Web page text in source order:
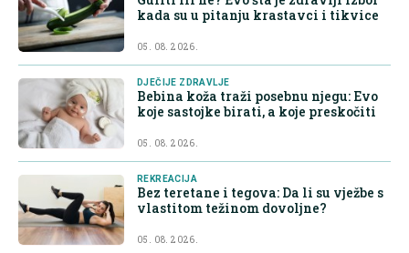
kada su u pitanju krastavci i tikvice
05. 08. 2026.
DJEČIJE ZDRAVLJE
Bebina koža traži posebnu njegu: Evo
koje sastojke birati, a koje preskočiti
05. 08. 2026.
REKREACIJA
Bez teretane i tegova: Da li su vježbe s
vlastitom težinom dovoljne?
05. 08. 2026.